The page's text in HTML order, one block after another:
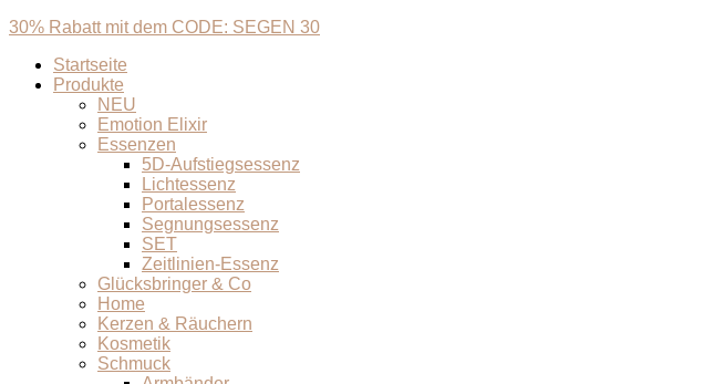
30% Rabatt mit dem CODE: SEGEN 30
Startseite
Produkte
NEU
Emotion Elixir
Essenzen
5D-Aufstiegsessenz
Lichtessenz
Portalessenz
Segnungsessenz
SET
Zeitlinien-Essenz
Glücksbringer & Co
Home
Kerzen & Räuchern
Kosmetik
Schmuck